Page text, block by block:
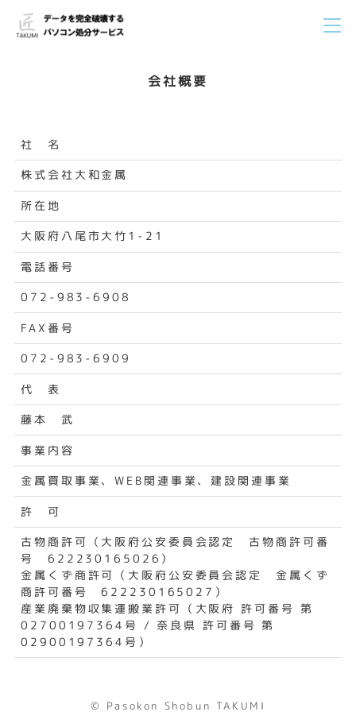
会社概要
社 名
株式会社大和金属
所在地
大阪府八尾市大竹1-21
電話番号
072-983-6908
FAX番号
072-983-6909
代 表
藤本 武
事業内容
金属買取事業、WEB関連事業、建設関連事業
許 可
古物商許可（大阪府公安委員会認定 古物商許可番
号 622230165026）
金属くず商許可（大阪府公安委員会認定 金属くず
商許可番号 622230165027）
産業廃棄物収集運搬業許可（大阪府 許可番号 第
02700197364号 / 奈良県 許可番号 第
02900197364号）
© Pasokon Shobun TAKUMI